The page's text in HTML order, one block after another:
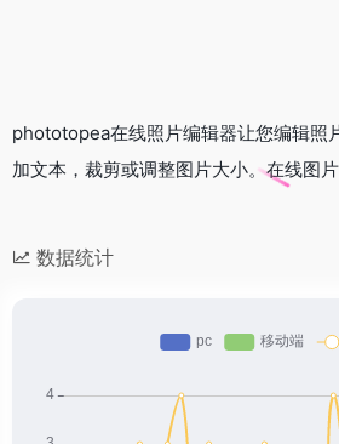
phototopea在线照片编辑器让您编辑照
加文本，裁剪或调整图片大小。在线图
数据统计